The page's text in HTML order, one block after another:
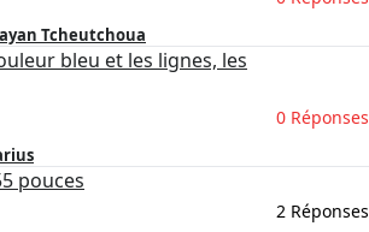
Tcheutchoua
bleu et les lignes, les
0 Réponses
pouces
2 Réponses